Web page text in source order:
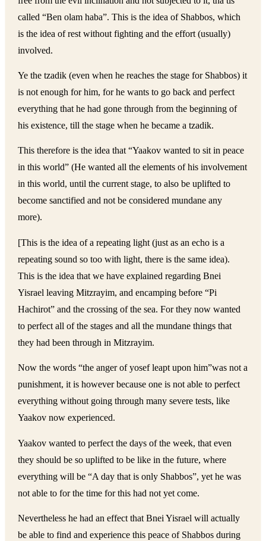
called “Ben olam haba”. This is the idea of Shabbos, which
is the idea of rest without fighting and the effort (usually)
involved.
Ye the tzadik (even when he reaches the stage for Shabbos) it
is not enough for him, for he wants to go back and perfect
everything that he had gone through from the beginning of
his existence, till the stage when he became a tzadik.
This therefore is the idea that “Yaakov wanted to sit in peace
in this world” (He wanted all the elements of his involvement
in this world, until the current stage, to also be uplifted to
become sanctified and not be considered mundane any
more).
[This is the idea of a repeating light (just as an echo is a
repeating sound so too with light, there is the same idea).
This is the idea that we have explained regarding Bnei
Yisrael leaving Mitzrayim, and encamping before “Pi
Hachirot” and the crossing of the sea. For they now wanted
to perfect all of the stages and all the mundane things that
they had been through in Mitzrayim.
Now the words “the anger of yosef leapt upon him”was not a
punishment, it is however because one is not able to perfect
everything without going through many severe tests, like
Yaakov now experienced.
Yaakov wanted to perfect the days of the week, that even
they should be so uplifted to be like in the future, where
everything will be “A day that is only Shabbos”, yet he was
not able to for the time for this had not yet come.
Nevertheless he had an effect that Bnei Yisrael will actually
be able to find and experience this peace of Shabbos during